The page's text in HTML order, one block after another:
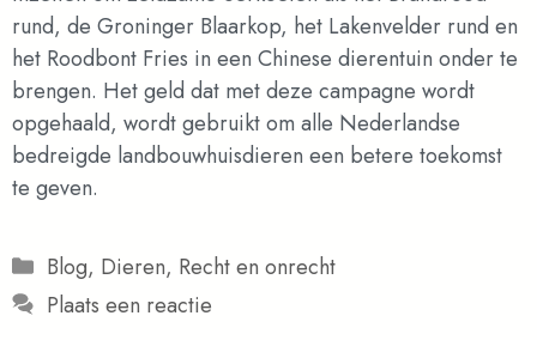
rund, de Groninger Blaarkop, het Lakenvelder rund en
het Roodbont Fries in een Chinese dierentuin onder te
brengen. Het geld dat met deze campagne wordt
opgehaald, wordt gebruikt om alle Nederlandse
bedreigde landbouwhuisdieren een betere toekomst
te geven.
Categorieën
Blog, Dieren, Recht en onrecht
Plaats een reactie